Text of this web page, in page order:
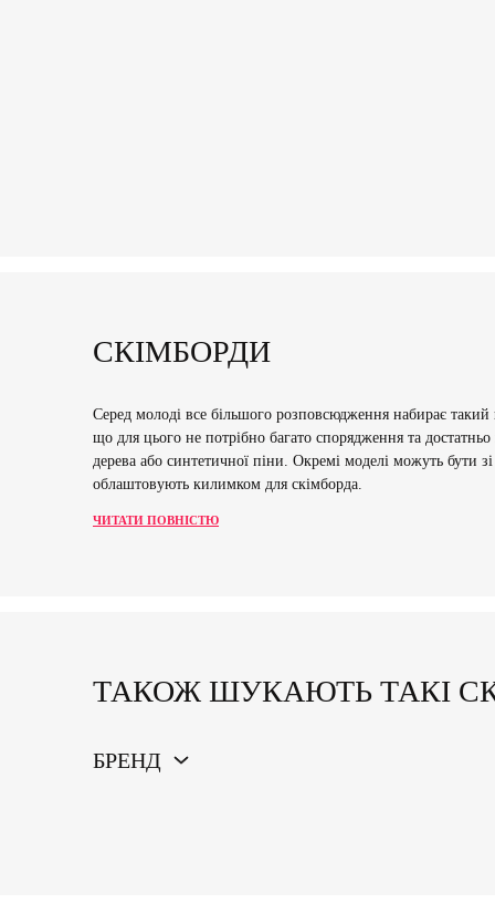
СКІМБОРДИ
Серед молоді все більшого розповсюдження набирає
що для цього не потрібно багато спорядження та
дерева або синтетичної піни. Окремі моделі можуть бути
облаштовують килимком для скімборда.
ЧИТАТИ ПОВНІСТЮ
ТАКОЖ ШУКАЮТЬ ТАКІ
БРЕНД